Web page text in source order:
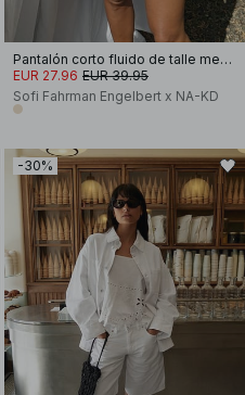
Pantalón corto fluido de talle medio
EUR 27.96 EUR 39.95
Sofi Fahrman Engelbert x NA-KD
-30%